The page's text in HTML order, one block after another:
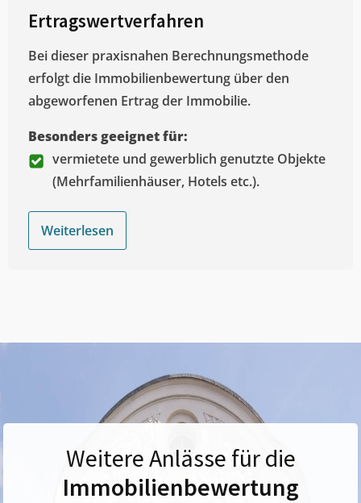
Ertragswertverfahren
Bei dieser praxisnahen Berechnungsmethode
erfolgt die Immobilienbewertung über den
abgeworfenen Ertrag der Immobilie.
Besonders geeignet für:
vermietete und gewerblich genutzte Objekte
(Mehrfamilienhäuser, Hotels etc.).
Weiterlesen
Weitere Anlässe für die
Immobilienbewertung